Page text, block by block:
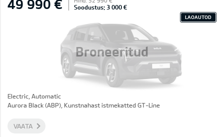
Broneeritud
49 990 € Soodustus: 3 000 €
LAOAUTOD
Electric, Automatic
Aurora Black (ABP), Kunstnahast istmekatted GT-Line
VAATA